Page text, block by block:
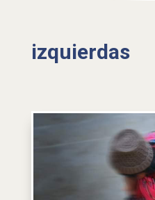
izquierdas